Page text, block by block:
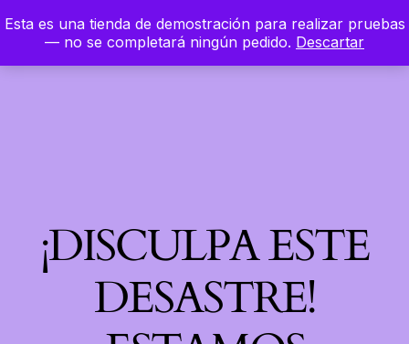
Esta es una tienda de demostración para realizar pruebas
— no se completará ningún pedido. Descartar
Hierbaloca LinkedIn
Instagram
Facebook
Acceder
¡DISCULPA ESTE
DESASTRE!